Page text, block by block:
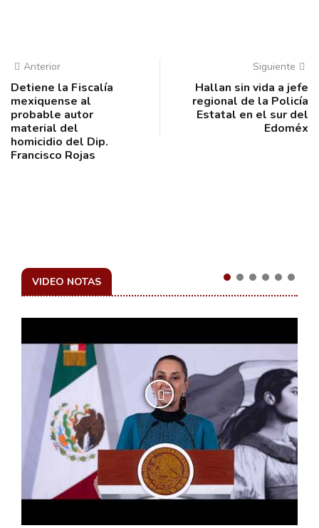
Anterior
Detiene la Fiscalía
mexiquense al
probable autor
material del
homicidio del Dip.
Francisco Rojas
Siguiente
Hallan sin vida a jefe
regional de la Policía
Estatal en el sur del
Edoméx
VIDEO NOTAS